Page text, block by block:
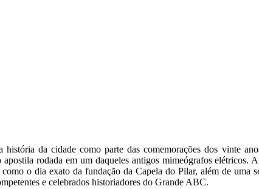
da cidade como parte das comemorações dos vinte
rodada em um daqueles antigos mimeógrafos elétricos.
o dia exato da fundação da Capela do Pilar, além de uma
e celebrados historiadores do Grande ABC.